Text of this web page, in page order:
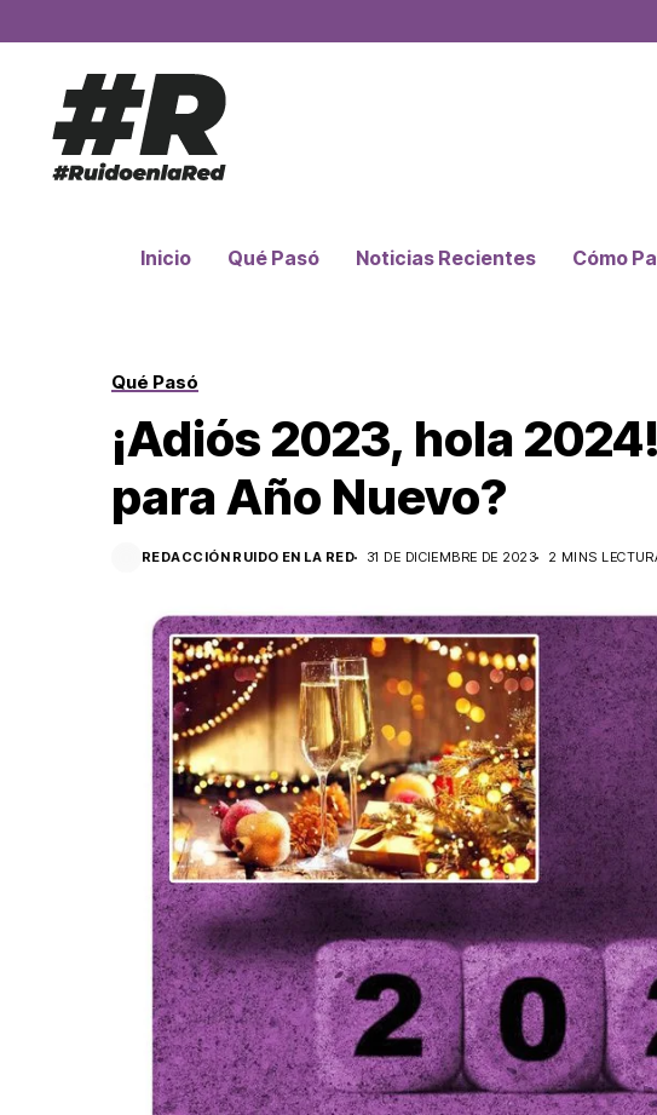
Inicio Qué Pasó Noticias Recientes Cómo
Qué Pasó
¡Adiós 2023, hola
para Año Nuevo?
REDACCIÓN RUIDO EN LA RED 31 DE DICIEMBRE DE 2023 2 MINS